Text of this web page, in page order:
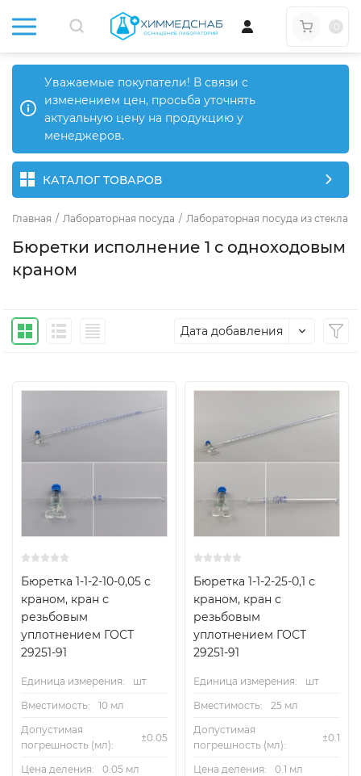
Уважаемые покупатели! В связи с
изменением цен, просьба уточнять
актуальную цену на продукцию у
менеджеров.
КАТАЛОГ ТОВАРОВ
Главная / Лабораторная посуда / Лабораторная посуда из стекла
Бюретки исполнение 1 с одноходовым
краном
Дата добавления
Бюретка 1-1-2-10-0,05 с
краном, кран с
резьбовым
уплотнением ГОСТ
29251-91
Единица измерения:
шт
Вместимость:
10 мл
Допустимая
погрешность (мл):
±0.05
Цена деления:
0.05 мл
Бюретка 1-1-2-25-0,1 с
краном, кран с
резьбовым
уплотнением ГОСТ
29251-91
Единица измерения:
шт
Вместимость:
25 мл
Допустимая
погрешность (мл):
±0.1
Цена деления:
0.1 мл